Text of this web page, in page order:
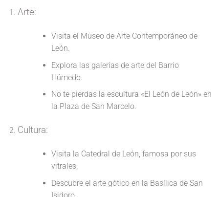
Arte:
Visita el Museo de Arte Contemporáneo de
León.
Explora las galerías de arte del Barrio
Húmedo.
No te pierdas la escultura «El León de León» en
la Plaza de San Marcelo.
Cultura:
Visita la Catedral de León, famosa por sus
vitrales.
Descubre el arte gótico en la Basílica de San